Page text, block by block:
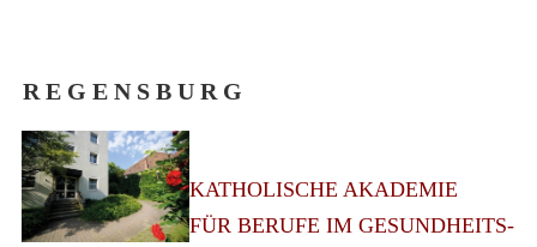
R E G E N S B U R G
KATHOLISCHE AKADEMIE
FÜR BERUFE IM GESUNDHEITS-